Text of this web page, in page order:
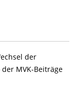
der
MVK-Beiträge